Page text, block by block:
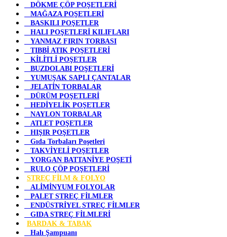
DÖKME ÇÖP POŞETLERİ
MAĞAZA POŞETLERİ
BASKILI POŞETLER
HALI POŞETLERİ KILIFLARI
YANMAZ FIRIN TORBASI
TIBBİ ATIK POŞETLERİ
KİLİTLİ POŞETLER
BUZDOLABI POŞETLERİ
YUMUŞAK SAPLI ÇANTALAR
JELATİN TORBALAR
DÜRÜM POŞETLERİ
HEDİYELİK POŞETLER
NAYLON TORBALAR
ATLET POŞETLER
HIŞIR POŞETLER
Gıda Torbaları Poşetleri
TAKVİYELİ POŞETLER
YORGAN BATTANİYE POŞETİ
RULO ÇÖP POŞETLERİ
STREÇ FİLM & FOLYO
ALİMİNYUM FOLYOLAR
PALET STREÇ FİLMLER
ENDÜSTRİYEL STREÇ FİLMLER
GIDA STREÇ FİLMLERİ
BARDAK & TABAK
Halı Şampuanı